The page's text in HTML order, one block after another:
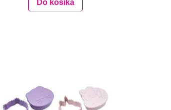
Do košíka